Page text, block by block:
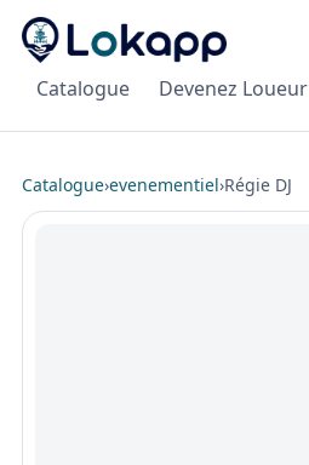
Catalogue Devenez Loueur
Catalogue›evenementiel›Régie DJ